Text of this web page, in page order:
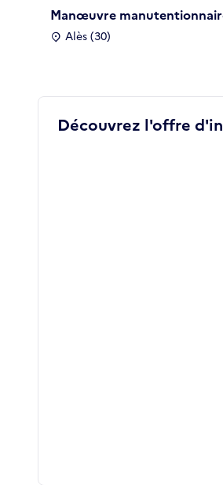
Manœuvre
Alès (30)
Découvrez l'offre